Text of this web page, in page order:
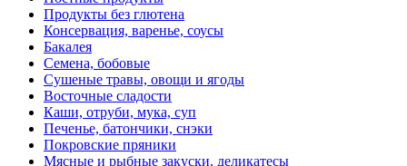
Продукты без глютена
Консервация, варенье, соусы
Бакалея
Семена, бобовые
Сушеные травы, овощи и ягоды
Восточные сладости
Каши, отруби, мука, суп
Печенье, батончики, снэки
Покровские пряники
Мясные и рыбные закуски, деликатесы